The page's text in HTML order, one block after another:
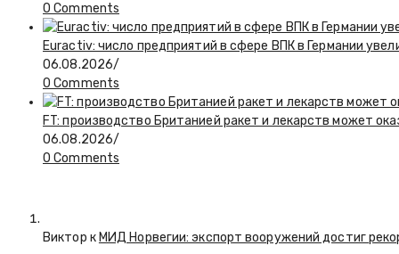
0 Comments
Euractiv: число предприятий в сфере ВПК в Германии
06.08.2026/
0 Comments
FT: производство Британией ракет и лекарств может
06.08.2026/
0 Comments
Виктор кМИД Норвегии: экспорт вооружений достиг